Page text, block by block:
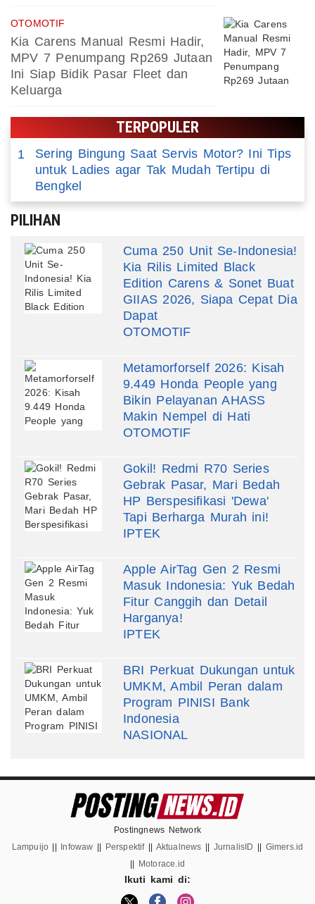
OTOMOTIF
Kia Carens Manual Resmi Hadir,
MPV 7 Penumpang Rp269 Jutaan
Ini Siap Bidik Pasar Fleet dan
Keluarga
TERPOPULER
1
Sering Bingung Saat Servis Motor? Ini Tips
untuk Ladies agar Tak Mudah Tertipu di
Bengkel
PILIHAN
Cuma 250 Unit Se-Indonesia!
Kia Rilis Limited Black
Edition Carens & Sonet Buat
GIIAS 2026, Siapa Cepat Dia
Dapat
OTOMOTIF
Metamorforself 2026: Kisah
9.449 Honda People yang
Bikin Pelayanan AHASS
Makin Nempel di Hati
OTOMOTIF
Gokil! Redmi R70 Series
Gebrak Pasar, Mari Bedah
HP Berspesifikasi 'Dewa'
Tapi Berharga Murah ini!
IPTEK
Apple AirTag Gen 2 Resmi
Masuk Indonesia: Yuk Bedah
Fitur Canggih dan Detail
Harganya!
IPTEK
BRI Perkuat Dukungan untuk
UMKM, Ambil Peran dalam
Program PINISI Bank
Indonesia
NASIONAL
Postingnews Network
Lampuijo
Infowaw Perspektif|| Aktualnews JurnalisID
Gimers.id
Motorace.id
Ikuti kami di: